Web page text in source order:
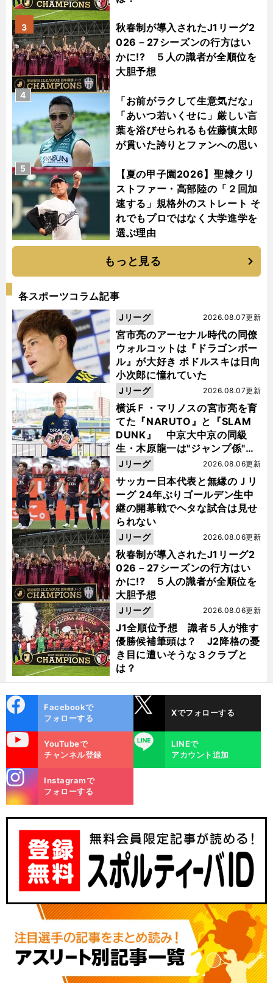
秋春制が導入されたJ1リーグ2
026－27シーズンの行方はい
かに!? ５人の識者が全順位を
大胆予想
3
「お前がラクして生意気だな」
「あいつ若いくせに」厳しい言
葉を浴びせられるも佐藤慎太郎
が貫いた誇りとファンへの思い
4
【夏の甲子園2026】聖隷クリ
ストファー・高部陸の「２回加
速する」規格外のストレート そ
れでもプロではなく大学進学を
選ぶ理由
5
もっと見る
各スポーツコラム記事
宮市亮のアーセナル時代の同僚
ウォルコットは『ドラゴンボー
ル』が大好き ポドルスキは日向
小次郎に憧れていた
2026.08.07更新
Jリーグ
横浜Ｆ・マリノスの宮市亮を育
てた『NARUTO』と『SLAM
DUNK』 中京大中京の同級
生・木原龍一は"ジャンプ係"だ
った
2026.08.07更新
Jリーグ
サッカー日本代表と無縁のＪリ
ーグ 24年ぶりゴールデン生中
継の開幕戦でヘタな試合は見せ
られない
2026.08.06更新
Jリーグ
秋春制が導入されたJ1リーグ2
026－27シーズンの行方はい
かに!? ５人の識者が全順位を
大胆予想
2026.08.06更新
Jリーグ
J1全順位予想 識者５人が推す
優勝候補筆頭は？ J2降格の憂
き目に遭いそうな３クラブと
は？
2026.08.06更新
Jリーグ
ok
Facebookで
フォローする
Xでフォローする
YouTubeで
チャンネル登録
LINE
LINEで
アカウント追加
m
Instagramで
フォローする